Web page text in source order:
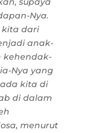
Nya.
kita dari
anak-
kehendak-
Nya yang
kita di
di dalam
menurut